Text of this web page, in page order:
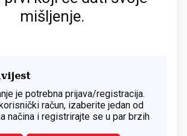
mišljenje.
je potrebna prijava/registracija.
račun, izaberite jedan od
načina i registrirajte se u par brzih